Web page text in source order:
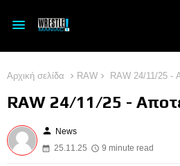
Αρχική σελίδα RAW RAW 24/11/25 -
RAW 24/11/25 -
person News
25.11.25
9 minute read